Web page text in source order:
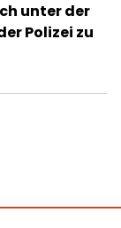
unter der
Polizei zu